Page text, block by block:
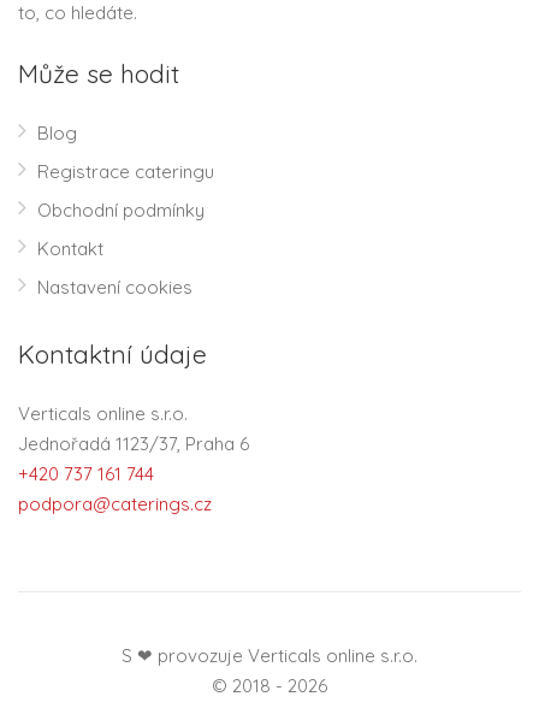
to, co hledáte.
Může se hodit
Blog
Registrace cateringu
Obchodní podmínky
Kontakt
Nastavení cookies
Kontaktní údaje
Verticals online s.r.o.
Jednořadá 1123/37, Praha 6
+420 737 161 744
podpora@caterings.cz
S ❤ provozuje Verticals online s.r.o.
© 2018 - 2026